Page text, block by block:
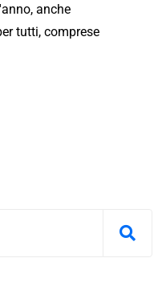
anche
tutti, comprese